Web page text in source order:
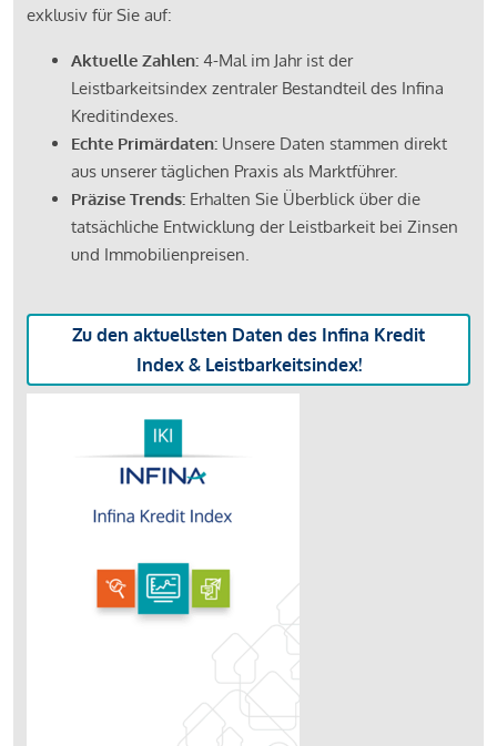
exklusiv für Sie auf:
Aktuelle Zahlen: 4-Mal im Jahr ist der
Leistbarkeitsindex zentraler Bestandteil des Infina
Kreditindexes.
Echte Primärdaten: Unsere Daten stammen direkt
aus unserer täglichen Praxis als Marktführer.
Präzise Trends: Erhalten Sie Überblick über die
tatsächliche Entwicklung der Leistbarkeit bei Zinsen
und Immobilienpreisen.
Zu den aktuellsten Daten des Infina Kredit
Index & Leistbarkeitsindex!